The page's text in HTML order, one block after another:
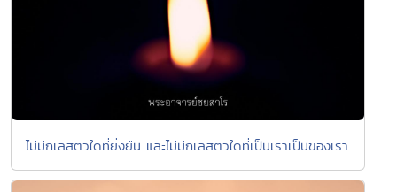
ไม่มีกิเลสตัวใดที่ยั่งยืน และไม่มีกิเลสตัวใดที่เป็นเราเป็นของเรา